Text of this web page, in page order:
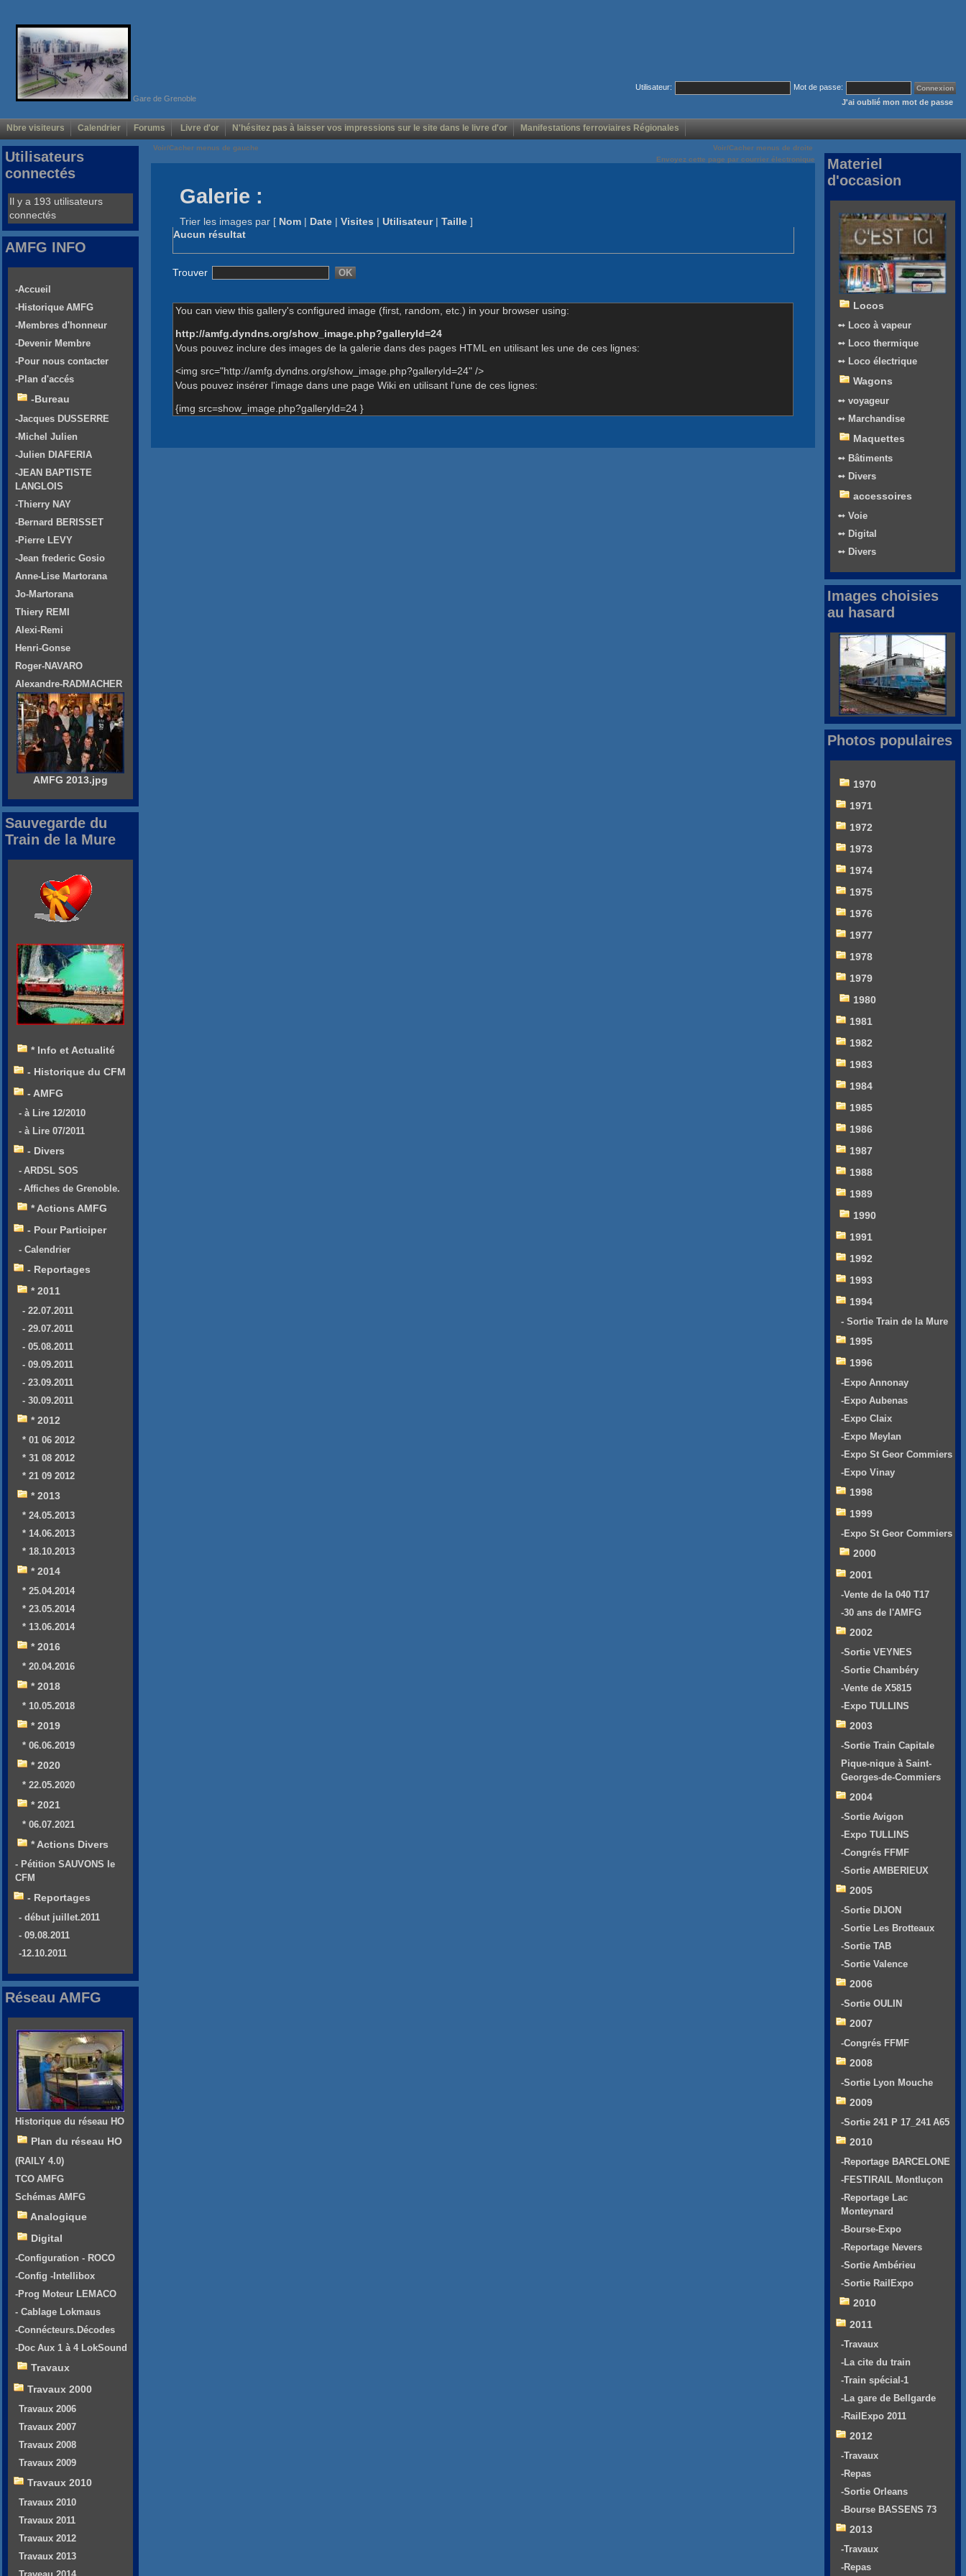
Gare de Grenoble
Utilisateur:
Mot de passe:
J'ai oublié mon mot de passe
Nbre visiteurs Calendrier Forums Livre d'or N'hésitez pas à laisser vos impressions sur le site dans le livre d'or Manifestations ferroviaires Régionales
Voir/Cacher menus de gauche
Voir/Cacher menus de droite
Envoyez cette page par courrier électronique
Galerie :
Trier les images par [ Nom | Date | Visites | Utilisateur| Taille ]
Aucun résultat
Trouver
You can view this gallery's configured image (first, random, etc.) in your browser using:
http://amfg.dyndns.org/show_image.php?galleryId=24
Vous pouvez inclure des images de la galerie dans des pages HTML en utilisant les une de ces lignes:
<img src="http://amfg.dyndns.org/show_image.php?galleryId=24" />
Vous pouvez insérer l'image dans une page Wiki en utilisant l'une de ces lignes:
{img src=show_image.php?galleryId=24 }
Utilisateurs
connectés
Il y a 193 utilisateurs
connectés
AMFG INFO
-Accueil
-Historique AMFG
-Membres d'honneur
-Devenir Membre
-Pour nous contacter
-Plan d'accés
-Bureau
-Jacques DUSSERRE
-Michel Julien
-Julien DIAFERIA
-JEAN BAPTISTE
LANGLOIS
-Thierry NAY
-Bernard BERISSET
-Pierre LEVY
-Jean frederic Gosio
Anne-Lise Martorana
Jo-Martorana
Thiery REMI
Alexi-Remi
Henri-Gonse
Roger-NAVARO
Alexandre-RADMACHER
AMFG 2013.jpg
Sauvegarde du
Train de la Mure
* Info et Actualité
- Historique du CFM
- AMFG
- à Lire 12/2010
- à Lire 07/2011
- Divers
- ARDSL SOS
- Affiches de Grenoble.
* Actions AMFG
- Pour Participer
- Calendrier
- Reportages
* 2011
- 22.07.2011
- 29.07.2011
- 05.08.2011
- 09.09.2011
- 23.09.2011
- 30.09.2011
* 2012
* 01 06 2012
* 31 08 2012
* 21 09 2012
* 2013
* 24.05.2013
* 14.06.2013
* 18.10.2013
* 2014
* 25.04.2014
* 23.05.2014
* 13.06.2014
* 2016
* 20.04.2016
* 2018
* 10.05.2018
* 2019
* 06.06.2019
* 2020
* 22.05.2020
* 2021
* 06.07.2021
* Actions Divers
- Pétition SAUVONS le
CFM
- Reportages
- début juillet.2011
- 09.08.2011
-12.10.2011
Réseau AMFG
Historique du réseau HO
Plan du réseau HO
(RAILY 4.0)
TCO AMFG
Schémas AMFG
Analogique
Digital
-Configuration - ROCO
-Config -Intellibox
-Prog Moteur LEMACO
- Cablage Lokmaus
-Connécteurs.Décodes
-Doc Aux 1 à 4 LokSound
Travaux
Travaux 2000
Travaux 2006
Travaux 2007
Travaux 2008
Travaux 2009
Travaux 2010
Travaux 2010
Travaux 2011
Travaux 2012
Travaux 2013
Materiel
d'occasion
Locos
➻ Loco à vapeur
➻ Loco thermique
➻ Loco électrique
Wagons
➻ voyageur
➻ Marchandise
Maquettes
➻ Bâtiments
➻ Divers
accessoires
➻ Voie
➻ Digital
➻ Divers
Images choisies
au hasard
Photos populaires
1970
1971
1972
1973
1974
1975
1976
1977
1978
1979
1980
1981
1982
1983
1984
1985
1986
1987
1988
1989
1990
1991
1992
1993
1994
- Sortie Train de la Mure
1995
1996
-Expo Annonay
-Expo Aubenas
-Expo Claix
-Expo Meylan
-Expo St Geor Commiers
-Expo Vinay
1998
1999
-Expo St Geor Commiers
2000
2001
-Vente de la 040 T17
-30 ans de l'AMFG
2002
-Sortie VEYNES
-Sortie Chambéry
-Vente de X5815
-Expo TULLINS
2003
-Sortie Train Capitale
Pique-nique à Saint-
Georges-de-Commiers
2004
-Sortie Avigon
-Expo TULLINS
-Congrés FFMF
-Sortie AMBERIEUX
2005
-Sortie DIJON
-Sortie Les Brotteaux
-Sortie TAB
-Sortie Valence
2006
-Sortie OULIN
2007
-Congrés FFMF
2008
-Sortie Lyon Mouche
2009
-Sortie 241 P 17_241 A65
2010
-Reportage BARCELONE
-FESTIRAIL Montluçon
-Reportage Lac
Monteynard
-Bourse-Expo
-Reportage Nevers
-Sortie Ambérieu
-Sortie RailExpo
2010
2011
-Travaux
-La cite du train
-Train spécial-1
-La gare de Bellgarde
-RailExpo 2011
2012
-Travaux
-Repas
-Sortie Orleans
-Bourse BASSENS 73
2013
-Travaux
-Repas